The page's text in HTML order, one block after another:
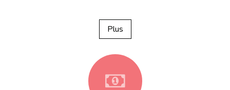
Plus
fa-